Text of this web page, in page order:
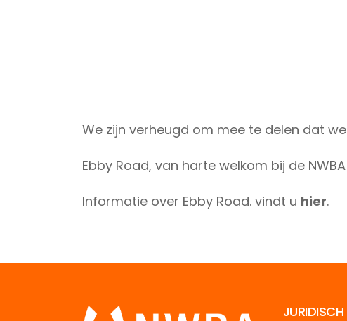
We zijn verheugd om mee te delen dat
Ebby Road, van harte welkom bij de
Informatie over Ebby Road. vindt u hier.
JURIDISCH